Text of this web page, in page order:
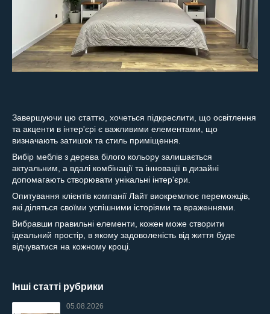
Завершуючи цю статтю, хочеться підкреслити, що освітлення
та акценти в інтер'єрі є важливими елементами, що
визначають затишок та стиль приміщення.
Вибір меблів з дерева білого кольору залишається
актуальним, а вдалі комбінації та інновації в дизайні
допомагають створювати унікальні інтер'єри.
Опитування клієнтів компанії Лайт виокремлює переможців,
які діляться своїми успішними історіями та враженнями.
Вибравши правильні елементи, кожен може створити
ідеальний простір, в якому задоволеність від життя буде
відчуватися на кожному кроці.
Інші статті рубрики
05.08.2026